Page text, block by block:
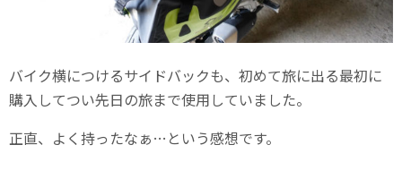
バイク横につけるサイドバックも、初めて旅に出る最初に
購入してつい先日の旅まで使用していました。
正直、よく持ったなぁ…という感想です。